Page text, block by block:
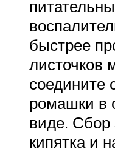
быстрее
листочков
соедините
ромашки в
виде. Сбор
кипятка и